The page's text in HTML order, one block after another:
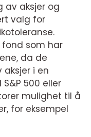
av aksjer og
valg for
som har
da de
i en
500 eller
mulighet til å
for eksempel